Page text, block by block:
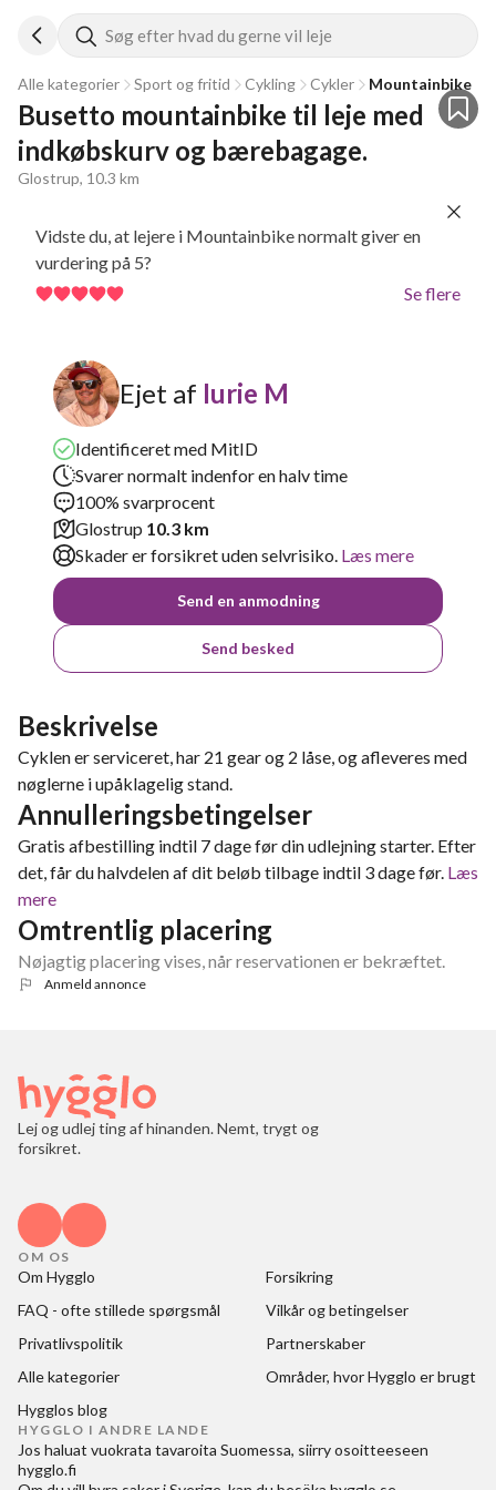
Søg efter hvad du gerne vil leje
Alle kategorier Sport og fritid Cykling Cykler Mountainbike
Busetto mountainbike til leje med
indkøbskurv og bærebagage.
Glostrup, 10.3 km
Vidste du, at lejere i Mountainbike normalt giver en
vurdering på 5?
Se flere
Ejet af Iurie M
Identificeret med MitID
Svarer normalt indenfor en halv time
100% svarprocent
Glostrup 10.3 km
Skader er forsikret uden selvrisiko. Læs mere
Send en anmodning
Send besked
Beskrivelse
Cyklen er serviceret, har 21 gear og 2 låse, og afleveres med
nøglerne i upåklagelig stand.
Annulleringsbetingelser
Gratis afbestilling indtil 7 dage før din udlejning starter. Efter
det, får du halvdelen af dit beløb tilbage indtil 3 dage før. Læs
mere
Omtrentlig placering
Nøjagtig placering vises, når reservationen er bekræftet.
Anmeld annonce
Lej og udlej ting af hinanden. Nemt, trygt og
forsikret.
OM OS
Om Hygglo
Forsikring
FAQ - ofte stillede spørgsmål
Vilkår og betingelser
Privatlivspolitik
Partnerskaber
Alle kategorier
Områder, hvor Hygglo er brugt
Hygglos blog
HYGGLO I ANDRE LANDE
Jos haluat vuokrata tavaroita Suomessa, siirry osoitteeseen
hygglo.fi